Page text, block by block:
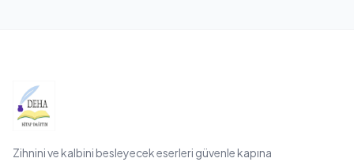
Zihnini ve kalbini besleyecek eserleri güvenle kapına